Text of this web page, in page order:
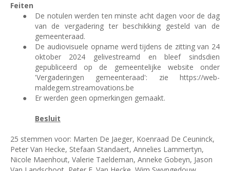
Feiten
●
De notulen werden ten minste acht dagen voor de dag
van de vergadering ter beschikking gesteld van de
gemeenteraad.
●
De audiovisuele opname werd tijdens de zitting van 24
oktober 2024 gelivestreamd en bleef sindsdien
gepubliceerd op de gemeentelijke website onder
'Vergaderingen gemeenteraad': zie https://web-
maldegem.streamovations.be
●
Er werden geen opmerkingen gemaakt.
Besluit
25 stemmen voor: Marten De Jaeger, Koenraad De Ceuninck,
Peter Van Hecke, Stefaan Standaert, Annelies Lammertyn,
Nicole Maenhout, Valerie Taeldeman, Anneke Gobeyn, Jason